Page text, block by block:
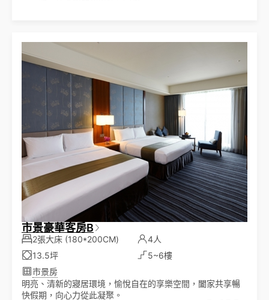
市景豪華客房B
2張大床 (180*200CM)
4人
13.5坪
5~6樓
市景房
明亮、清新的寢居環境，愉悅自在的享樂空間，闔家共享暢
快假期，向心力從此凝聚。